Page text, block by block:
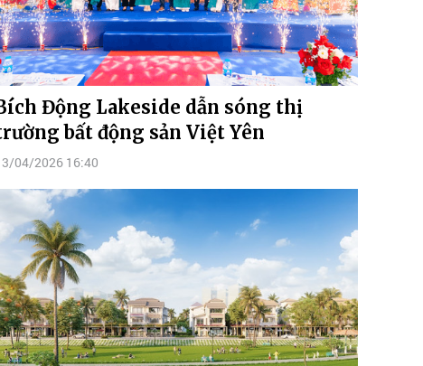
Động Lakeside dẫn sóng thị
bất động sản Việt Yên
04/2026 16:40